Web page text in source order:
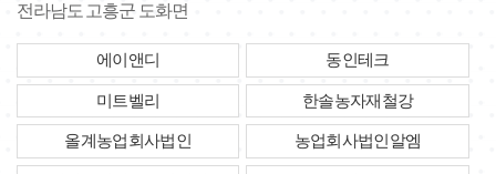
전라남도 고흥군 도화면
에이앤디 동인테크
미트벨리 한솔농자재철강
올계농업회사법인 농업회사법인알엠